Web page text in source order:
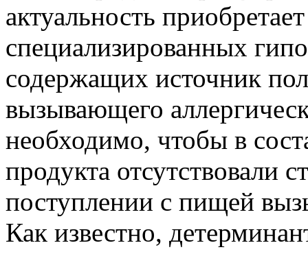
актуальность
специализированных
содержащих источник
вызывающего
необходимо, чтобы в
продукта отсутствовали
поступлении с пищей
Как известно,